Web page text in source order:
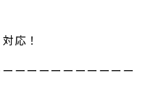
応！
ーーーーーーーーーー